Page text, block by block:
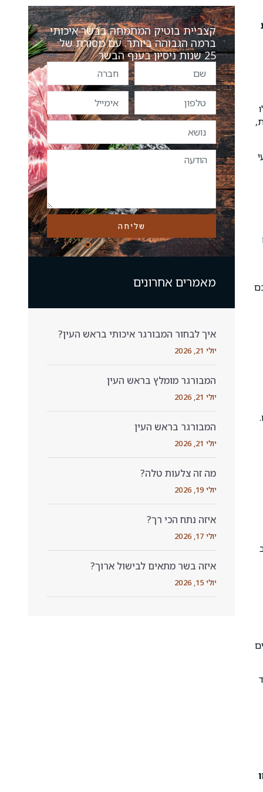
קצביית בוטיק המתמחה בבשר איכותי
ברמה הגבוהה ביותר. עם מסורת של
25 שנות ניסיון בענף הבשר
שליחה
מאמרים אחרונים
איך לבחור המבורגר איכותי בראש העין?
יולי 21, 2026
המבורגר מומלץ בראש העין
יולי 21, 2026
המבורגר בראש העין
יולי 21, 2026
מה זה צלעות טלה?
יולי 19, 2026
איזה נתח הכי רך?
יולי 17, 2026
איזה בשר מתאים לבישול ארוך?
יולי 15, 2026